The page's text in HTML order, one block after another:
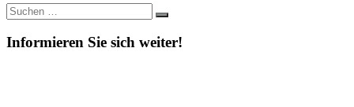
Suche
nach:
Suchen
Informieren Sie sich weiter!